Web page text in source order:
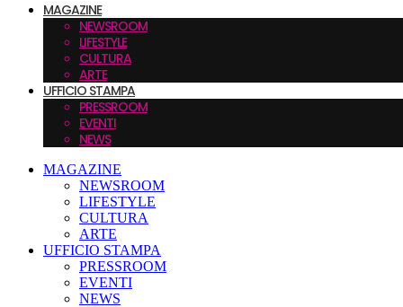
MAGAZINE
NEWSROOM
LIFESTYLE
CULTURA
ARTE
UFFICIO STAMPA
PRESSROOM
EVENTI
NEWS
MAGAZINE
NEWSROOM
LIFESTYLE
CULTURA
ARTE
UFFICIO STAMPA
PRESSROOM
EVENTI
NEWS